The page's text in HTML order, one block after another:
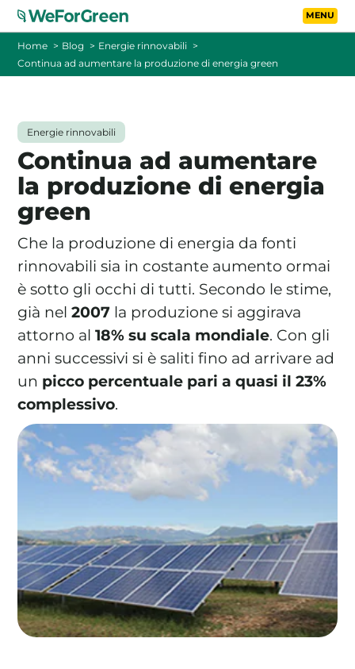
Vai al contenuto
La tua cooperativa energetica sostenibile
Area Soci|Aderisci a WeForGreen
TARIFFE
FOTOVOLTAICO A DISTANZA
FAQ
CONTATTI
PASSA A WEFORGREEN
Home Blog
Energie rinnovabili
Continua ad aumentare la produzione di energia green
Energie rinnovabili
Continua ad aumentare
la produzione di energia
green
Che la produzione di energia da fonti
rinnovabili sia in costante aumento ormai
è sotto gli occhi di tutti. Secondo le stime,
già nel2007 la produzione si aggirava
attorno al18% su scala mondiale. Con gli
anni successivi si è saliti fino ad arrivare ad
un picco percentuale pari a quasi il 23%
complessivo.